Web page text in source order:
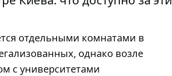
отдельными комнатами в
однако возле
с университетами